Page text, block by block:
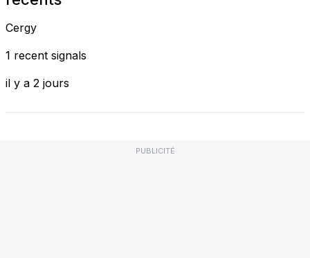
Cergy
1 recent signals
il y a 2 jours
PUBLICITÉ